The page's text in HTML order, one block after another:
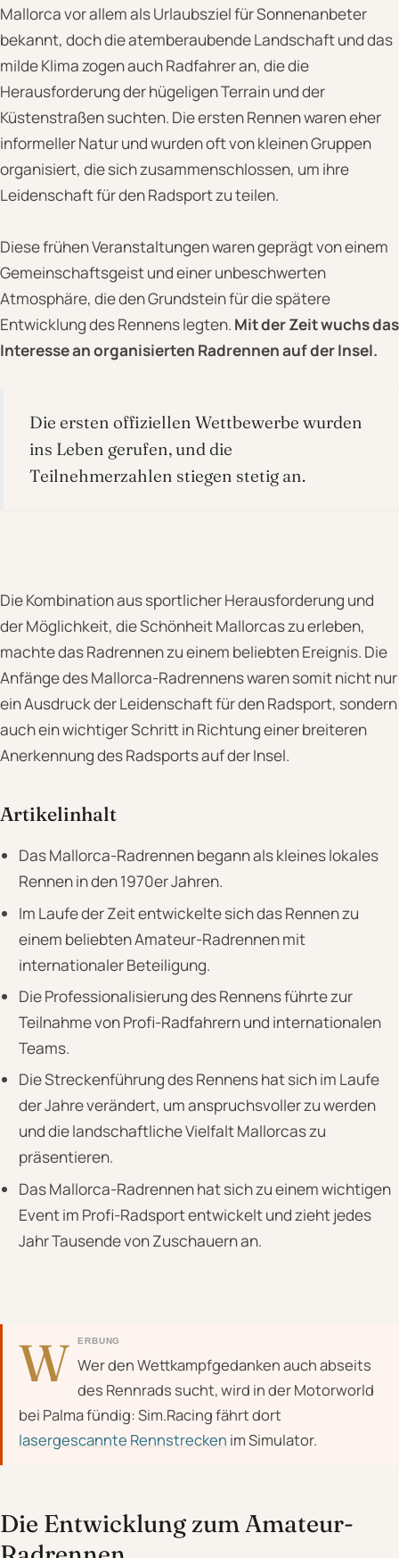
Mallorca vor allem als Urlaubsziel für Sonnenanbeter
bekannt, doch die atemberaubende Landschaft und das
milde Klima zogen auch Radfahrer an, die die
Herausforderung der hügeligen Terrain und der
Küstenstraßen suchten. Die ersten Rennen waren eher
informeller Natur und wurden oft von kleinen Gruppen
organisiert, die sich zusammenschlossen, um ihre
Leidenschaft für den Radsport zu teilen.
Diese frühen Veranstaltungen waren geprägt von einem
Gemeinschaftsgeist und einer unbeschwerten
Atmosphäre, die den Grundstein für die spätere
Entwicklung des Rennens legten. Mit der Zeit wuchs das
Interesse an organisierten Radrennen auf der Insel.
Die ersten offiziellen Wettbewerbe wurden
ins Leben gerufen, und die
Teilnehmerzahlen stiegen stetig an.
Die Kombination aus sportlicher Herausforderung und
der Möglichkeit, die Schönheit Mallorcas zu erleben,
machte das Radrennen zu einem beliebten Ereignis. Die
Anfänge des Mallorca-Radrennens waren somit nicht nur
ein Ausdruck der Leidenschaft für den Radsport, sondern
auch ein wichtiger Schritt in Richtung einer breiteren
Anerkennung des Radsports auf der Insel.
Artikelinhalt
Das Mallorca-Radrennen begann als kleines lokales
Rennen in den 1970er Jahren.
Im Laufe der Zeit entwickelte sich das Rennen zu
einem beliebten Amateur-Radrennen mit
internationaler Beteiligung.
Die Professionalisierung des Rennens führte zur
Teilnahme von Profi-Radfahrern und internationalen
Teams.
Die Streckenführung des Rennens hat sich im Laufe
der Jahre verändert, um anspruchsvoller zu werden
und die landschaftliche Vielfalt Mallorcas zu
präsentieren.
Das Mallorca-Radrennen hat sich zu einem wichtigen
Event im Profi-Radsport entwickelt und zieht jedes
Jahr Tausende von Zuschauern an.
W ERBUNG
Wer den Wettkampfgedanken auch abseits
des Rennrads sucht, wird in der Motorworld
bei Palma fündig: Sim.Racing fährt dort
lasergescannte Rennstrecken im Simulator.
Die Entwicklung zum Amateur-